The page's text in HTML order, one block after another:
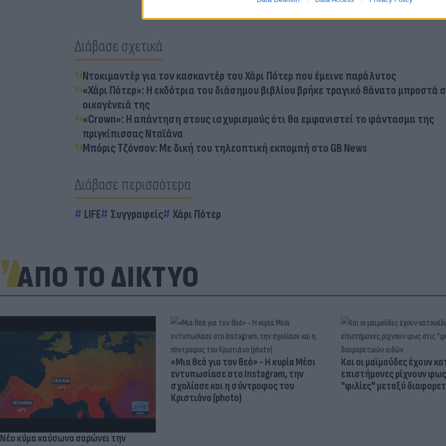
Διάβασε σχετικά
Ντοκιμαντέρ για τον κασκαντέρ του Χάρι Πότερ που έμεινε παράλυτος
«Χάρι Πότερ»: Η εκδότρια του διάσημου βιβλίου βρήκε τραγικό θάνατο μπροστά
οικογένειά της
«Crown»: Η απάντηση στους ισχυρισμούς ότι θα εμφανιστεί το φάντασμα της
πριγκίπισσας Νταϊάνα
Μπόρις Τζόνσον: Με δική του τηλεοπτική εκπομπή στο GB News
Διάβασε περισσότερα
LIFE Συγγραφείς Χάρι Πότερ
ΑΠΟ ΤΟ ΔΙΚΤΥΟ
Νέο κύμα καύσωνα σαρώνει την
«Μια θεά για τον θεό» - Η κυρία Μέσι
εντυπωσίασε στο Instagram, την
σχολίασε και η σύντροφος του
Κριστιάνο (photo)
Και οι μαϊμούδες έχουν
επιστήμονες ρίχνουν
"φιλίες" μεταξύ